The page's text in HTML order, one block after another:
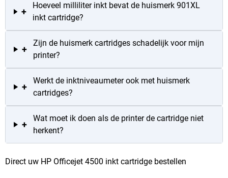
+
Hoeveel milliliter inkt bevat de huismerk 901XL
inkt cartridge?
+
Zijn de huismerk cartridges schadelijk voor mijn
printer?
+
Werkt de inktniveaumeter ook met huismerk
cartridges?
+
Wat moet ik doen als de printer de cartridge niet
herkent?
Direct uw HP Officejet 4500 inkt cartridge bestellen